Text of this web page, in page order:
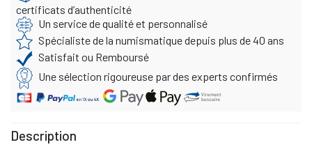
certificats d’authenticité
Un service de qualité et personnalisé
Spécialiste de la numismatique depuis plus de 40 ans
Satisfait ou Remboursé
Une sélection rigoureuse par des experts confirmés
Description